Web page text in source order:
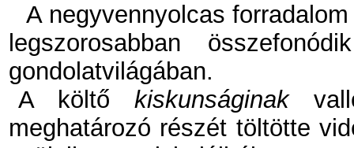
A negyvennyolcas
legszorosabban
gondolatvilágában.
A költő kiskunságinak
meghatározó részét töltötte